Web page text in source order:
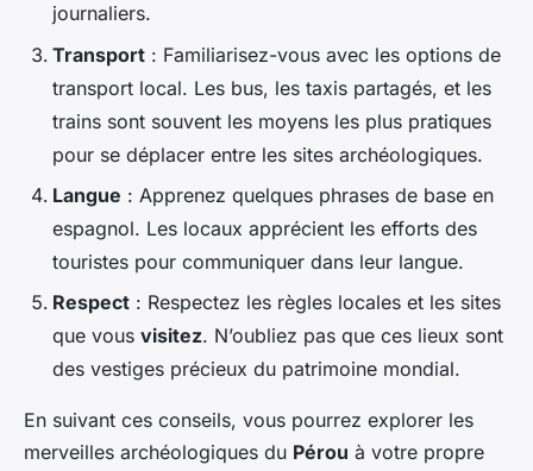
journaliers.
Transport : Familiarisez-vous avec les options de
transport local. Les bus, les taxis partagés, et les
trains sont souvent les moyens les plus pratiques
pour se déplacer entre les sites archéologiques.
Langue : Apprenez quelques phrases de base en
espagnol. Les locaux apprécient les efforts des
touristes pour communiquer dans leur langue.
Respect : Respectez les règles locales et les sites
que vous visitez. N’oubliez pas que ces lieux sont
des vestiges précieux du patrimoine mondial.
En suivant ces conseils, vous pourrez explorer les
merveilles archéologiques du Pérou à votre propre